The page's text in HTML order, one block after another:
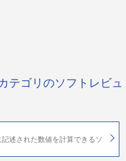
テゴリのソフトレビュ
述された数値を計算できるソ